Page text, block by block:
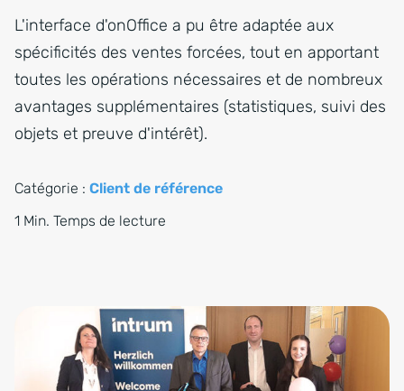
L'interface d'onOffice a pu être adaptée aux
spécificités des ventes forcées, tout en apportant
toutes les opérations nécessaires et de nombreux
avantages supplémentaires (statistiques, suivi des
objets et preuve d'intérêt).
Catégorie : Client de référence
1 Min. Temps de lecture